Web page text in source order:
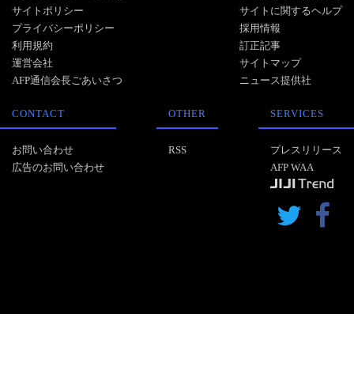
サイトポリシー
プライバシーポリシー
利用規約
運営会社
AFP通信会長ごあいさつ
サイトに関するヘルプ
採用情報
訂正記事
サイトマップ
ニュース提供社
CONTACT
お問い合わせ
広告のお問い合わせ
OTHER
RSS
SERVICES
プレスリリース
AFP WAA